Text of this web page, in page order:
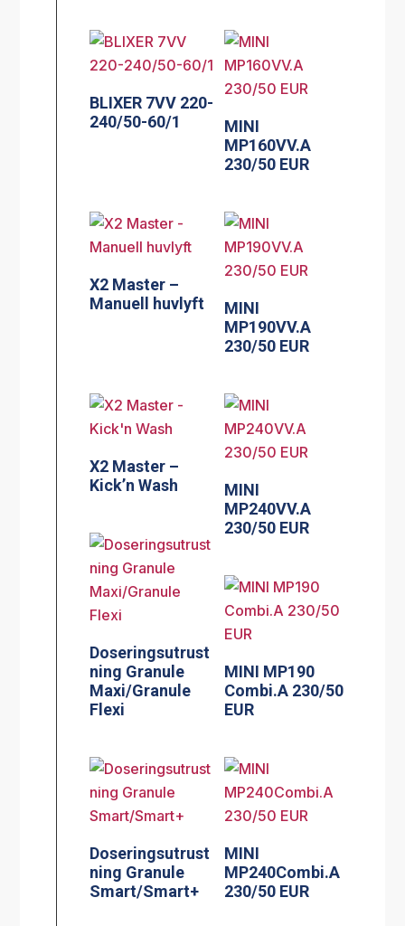
BLIXER 7VV 220-
240/50-60/1
MINI
MP160VV.A
230/50 EUR
X2 Master –
Manuell huvlyft
MINI
MP190VV.A
230/50 EUR
X2 Master –
Kick’n Wash
MINI
MP240VV.A
230/50 EUR
Doseringsutrust
ning Granule
Maxi/Granule
Flexi
MINI MP190
Combi.A 230/50
EUR
Doseringsutrust
ning Granule
Smart/Smart+
MINI
MP240Combi.A
230/50 EUR